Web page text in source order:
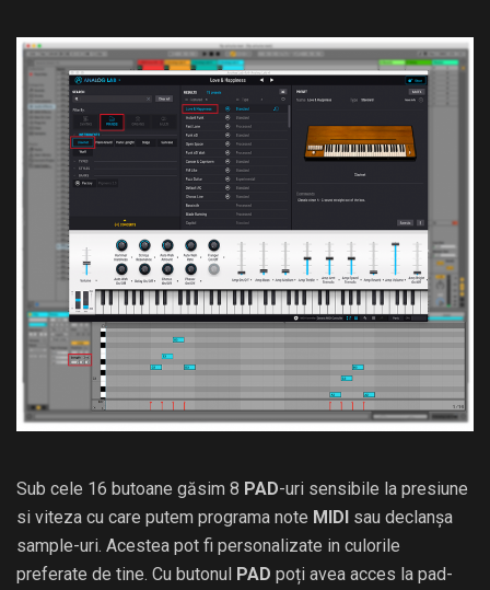
Sub cele 16 butoane găsim 8 PAD-uri sensibile la presiune
si viteza cu care putem programa note MIDI sau declanșa
sample-uri. Acestea pot fi personalizate in culorile
preferate de tine. Cu butonul PAD poți avea acces la pad-